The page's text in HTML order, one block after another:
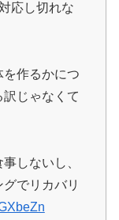
応し切れな
作るかにつ
じゃなくて
しないし、
でリカバリ